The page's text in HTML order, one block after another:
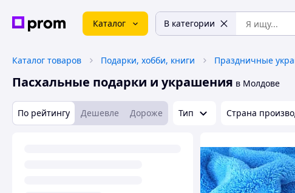
Каталог В категории
Каталог товаров Подарки, хобби, книги Праздничные
Пасхальные подарки и украшения в Молдове
По рейтингу Дешевле Дороже Тип Страна